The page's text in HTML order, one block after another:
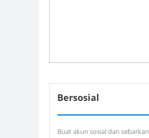
Bersosial
Buat akun sosial dan sebarkan